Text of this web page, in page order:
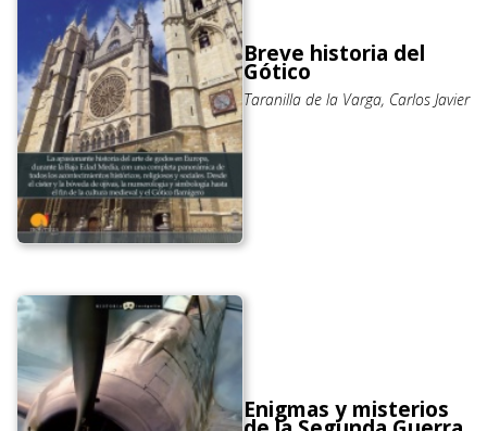
Breve historia del
Gótico
Taranilla de la Varga, Carlos Javier
Enigmas y misterios